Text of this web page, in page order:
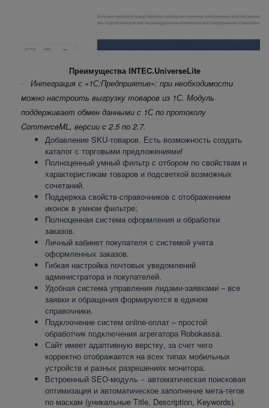
Преимущества INTEC.UniverseLite
· Интеграция с «1С:Предприятие»: при необходимости
можно настроить выгрузку товаров из 1С. Модуль
поддерживает обмен данными с 1С по протоколу
CommerceML, версии c 2.5 по 2.7.
Добавление SKU-товаров. Есть возможность создать
каталог с торговыми предложениями!
Полноценный умный фильтр с отбором по свойствам и
характеристикам товаров и подсветкой возможных
сочетаний.
Поддержка свойств-справочников с отображением
иконок в умном фильтре;
Полноценная система оформления и обработки
заказов.
Личный кабинет покупателя с системой учета
оформленных заказов.
Гибкая настройка почтовых уведомлений
администратора и покупателей.
Удобная система управления лидами-заявками – все
заявки и обращения формируются в едином
справочники.
Подключение систем online-оплат – простой
обработчик подключения агрегатора Robokassa.
Сайт имеет адаптивную верстку, за счет чего
корректно отображается на всех типах мобильных
устройств и разных разрешениях монитора.
Встроенный SEO-модуль − автоматическая поисковая
оптимизация и автоматическое заполнение мета-тегов
по маскам (уникальные Title, Description, Keywords).